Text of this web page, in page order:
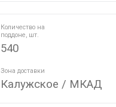
Количество на
поддоне, шт.
540
Зона доставки
Калужское / МКАД